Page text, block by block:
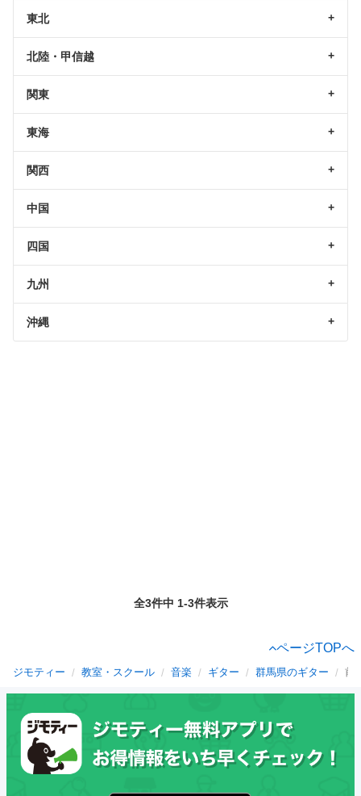
東北
北陸・甲信越
関東
東海
関西
中国
四国
九州
沖縄
全3件中 1-3件表示
ページTOPへ
ジモティー 教室・スクール 音楽 ギター 群馬県のギター 前